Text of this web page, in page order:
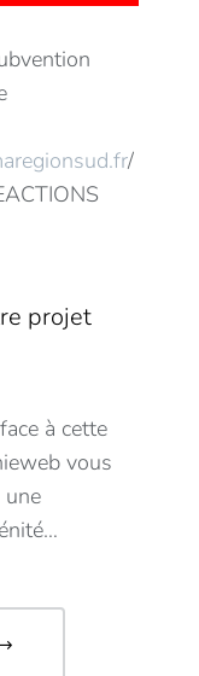
/
projet
à cette
vous
une